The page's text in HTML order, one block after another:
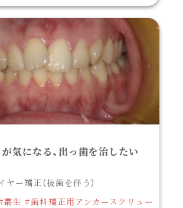
気になる、出っ歯を治したい
ヤー矯正（抜歯を伴う）
叢生 #歯科矯正用アンカースクリュー